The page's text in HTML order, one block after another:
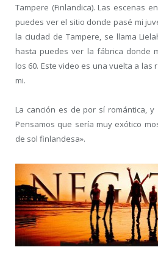
Tampere (Finlandica). Las escenas
puedes ver el sitio donde pasé mi
la ciudad de Tampere, se llama
hasta puedes ver la fábrica donde
los 60. Este video es una vuelta a las
mi.
La canción es de por sí romántica,
Pensamos que sería muy exótico
de sol finlandesa».